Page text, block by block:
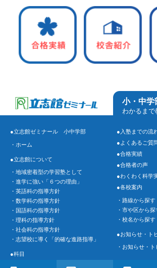
小・中学
わかるまで
●立志館ゼミナール 小中学部
・ホーム
●立志館について
・地域密着型の学習塾として
・進学に強い「６つの理由」
・英語科の指導方針
・数学科の指導方針
・国語科の指導方針
・理科の指導方針
・社会科の指導方針
・志望校に導く「的確な進路指導」
●科目
●入塾までの流
●よくあるご質
●合格実績
●合格者の声
●わくわく科学
●各校案内
・路線から探す
・市や区から探
・校名から探す
●お知らせ・ト
・お知らせ・